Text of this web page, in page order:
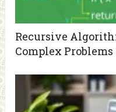
Recursive
Complex Problems